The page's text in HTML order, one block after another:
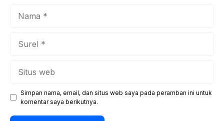
Simpan nama, email, dan situs web saya pada peramban ini untuk
komentar saya berikutnya.